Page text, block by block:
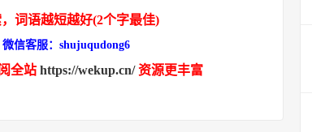
词语越短越好(2个字最佳)
信客服：shujuqudong6
全站 https://wekup.cn/资源更丰富